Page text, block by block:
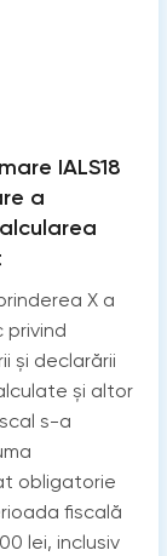
IALS18
a
X a
privind
și declarării
și altor
s-a
obligatorie
fiscală
lei, inclusiv